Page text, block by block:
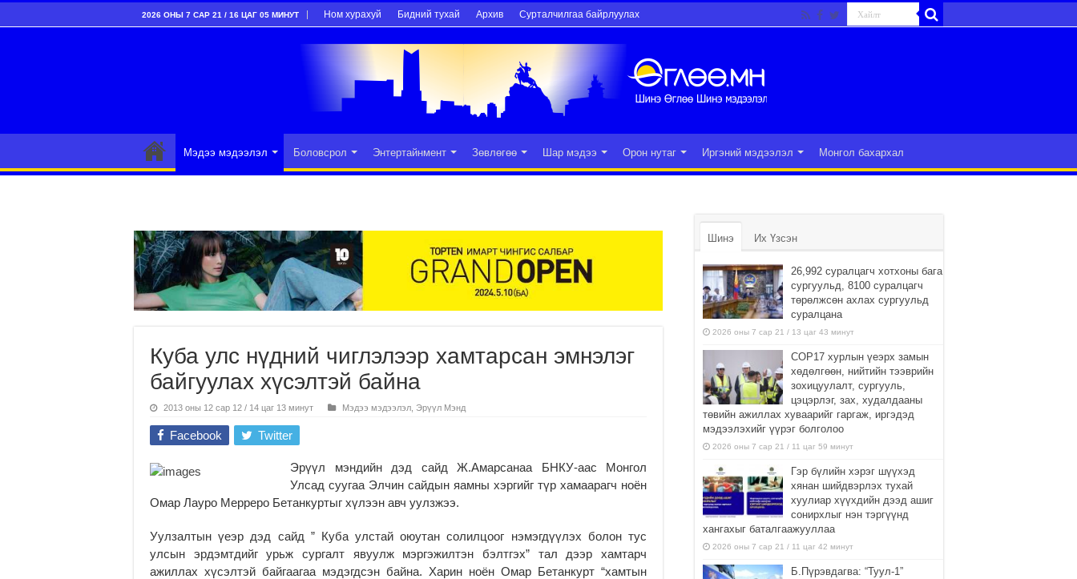
2026 ОНЫ 7 САР 21 / 16 ЦАГ 05 МИНУТ Ном хурахуй Бидний тухай Архив Сурталчилгаа байрлуулах
Мэдээ мэдээлэл Боловсрол Энтертайнмент Зөвлөгөө Шар мэдээ Орон нутаг Иргэний мэдээлэл Монгол бахархал
Куба улс нүдний чиглэлээр хамтарсан эмнэлэг
байгуулах хүсэлтэй байна
2013 оны 12 сар 12 / 14 цаг 13 минут Мэдээ мэдээлэл Эрүүл Мэнд
Facebook Twitter
Эрүүл мэндийн дэд сайд Ж.Амарсанаа БНКУ-аас Монгол
Улсад суугаа Элчин сайдын яамны хэргийг түр хамаарагч ноён
Омар Лауро Мерреро Бетанкуртыг хүлээн авч уулзжээ.
Уулзалтын үеэр дэд сайд ” Куба улстай оюутан солилцоог нэмэгдүүлэх болон тус
улсын эрдэмтдийг урьж сургалт явуулж мэргэжилтэн бэлтгэх” тал дээр хамтарч
ажиллах хүсэлтэй байгаагаа мэдэгдсэн байна. Харин ноён Омар Бетанкурт “хамтын
Шинэ Их Үзсэн
26,992 суралцагч хотхоны бага
сургуульд, 8100 суралцагч
төрөлжсөн ахлах сургуульд
суралцана
2026 оны 7 сар 21 / 13 цаг 43 минут
COP17 хурлын үеэрх замын
хөдөлгөөн, нийтийн тээврийн
зохицуулалт, сургууль,
цэцэрлэг, зах, худалдааны
төвийн ажиллах хуваарийг гаргаж, иргэдэд
мэдээлэхийг үүрэг болголоо
2026 оны 7 сар 21 / 11 цаг 59 минут
Гэр бүлийн хэрэг шүүхэд
хянан шийдвэрлэх тухай
хуулиар хүүхдийн дээд ашиг
сонирхлыг нэн тэргүүнд
хангахыг баталгаажууллаа
2026 оны 7 сар 21 / 11 цаг 42 минут
Б.Пүрэвдагва: “Туул-1”